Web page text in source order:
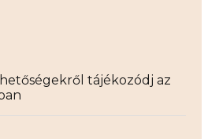
tájékozódj az